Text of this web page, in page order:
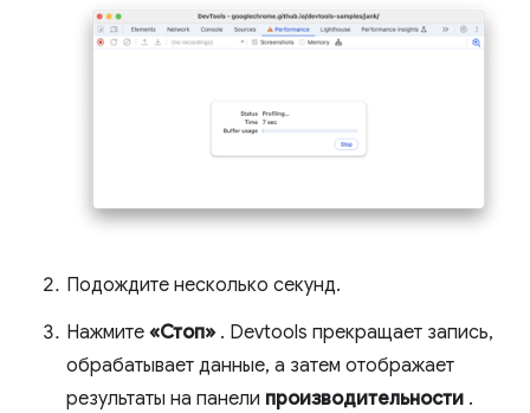
Подождите несколько секунд.
Нажмите «Стоп» . Devtools прекращает запись,
обрабатывает данные, а затем отображает
результаты на панели производительности .